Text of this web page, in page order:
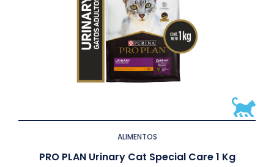
ALIMENTOS
PRO PLAN Urinary Cat Special Care 1 Kg